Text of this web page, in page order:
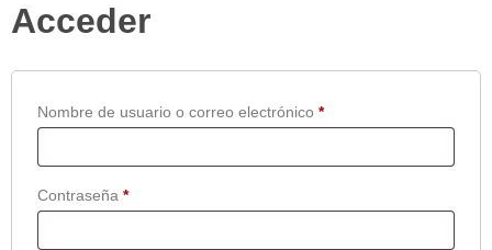
Acceder
Nombre de usuario o correo electrónico *
Contraseña *